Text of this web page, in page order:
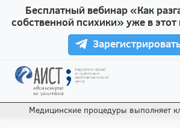
Бесплатный вебинар «Как
собственной психики» уже в
Медицинские процедуры выполняет